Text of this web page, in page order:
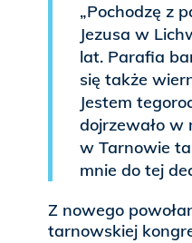
„Pochodzę z
Jezusa w
lat. Parafia
się także
Jestem
dojrzewało w
w Tarnowie
mnie do tej
Z nowego
tarnowskiej